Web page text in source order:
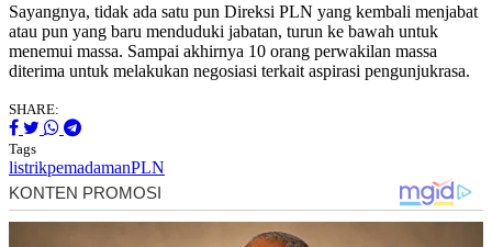
Sayangnya, tidak ada satu pun Direksi PLN yang kembali menjabat
atau pun yang baru menduduki jabatan, turun ke bawah untuk
menemui massa. Sampai akhirnya 10 orang perwakilan massa
diterima untuk melakukan negosiasi terkait aspirasi pengunjukrasa.
SHARE:
Tags
listrikpemadamanPLN